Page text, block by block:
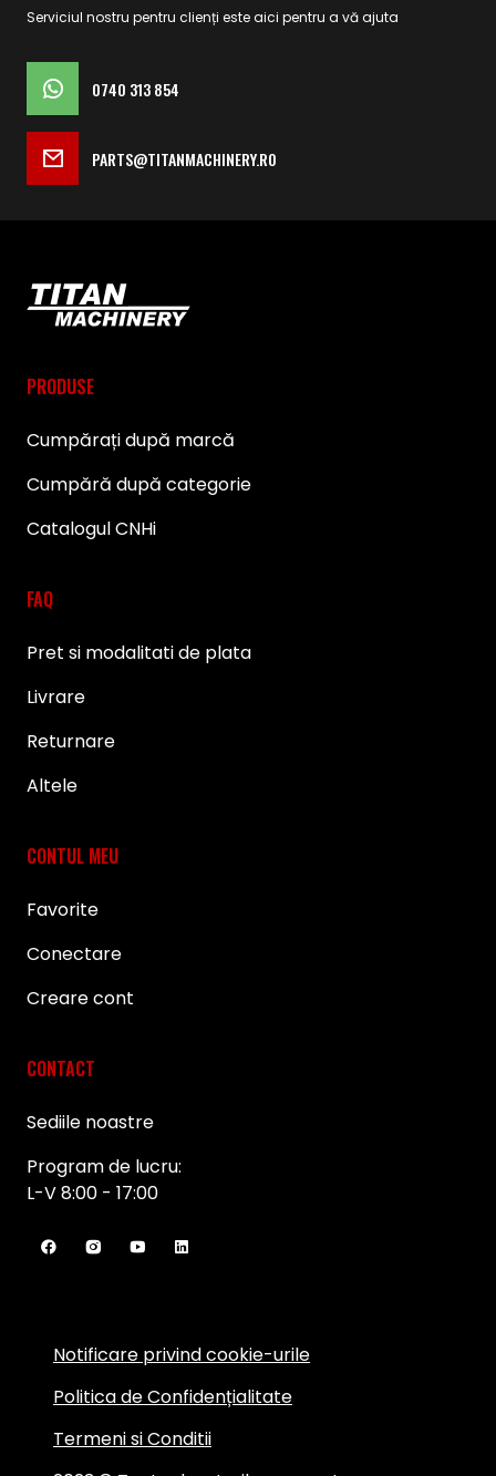
Serviciul nostru pentru clienți este aici pentru a vă ajuta
0740 313 854
PARTS@TITANMACHINERY.RO
PRODUSE
Cumpărați după marcă
Cumpără după categorie
Catalogul CNHi
FAQ
Pret si modalitati de plata
Livrare
Returnare
Altele
CONTUL MEU
Favorite
Conectare
Creare cont
CONTACT
Sediile noastre
Program de lucru:
L-V 8:00 - 17:00
Notificare privind cookie-urile
Politica de Confidențialitate
Termeni si Conditii